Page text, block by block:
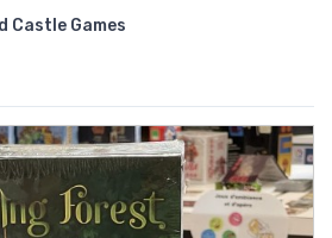
Castle Games